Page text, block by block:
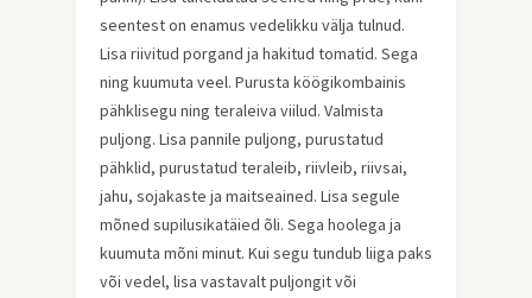
seentest on enamus vedelikku välja tulnud.
Lisa riivitud porgand ja hakitud tomatid. Sega
ning kuumuta veel. Purusta köögikombainis
pähklisegu ning teraleiva viilud. Valmista
puljong. Lisa pannile puljong, purustatud
pähklid, purustatud teraleib, riivleib, riivsai,
jahu, sojakaste ja maitseained. Lisa segule
mõned supilusikatäied õli. Sega hoolega ja
kuumuta mõni minut. Kui segu tundub liiga paks
või vedel, lisa vastavalt puljongit või